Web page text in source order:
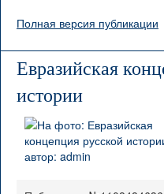
Полная версия публикации
Евразийская
истории